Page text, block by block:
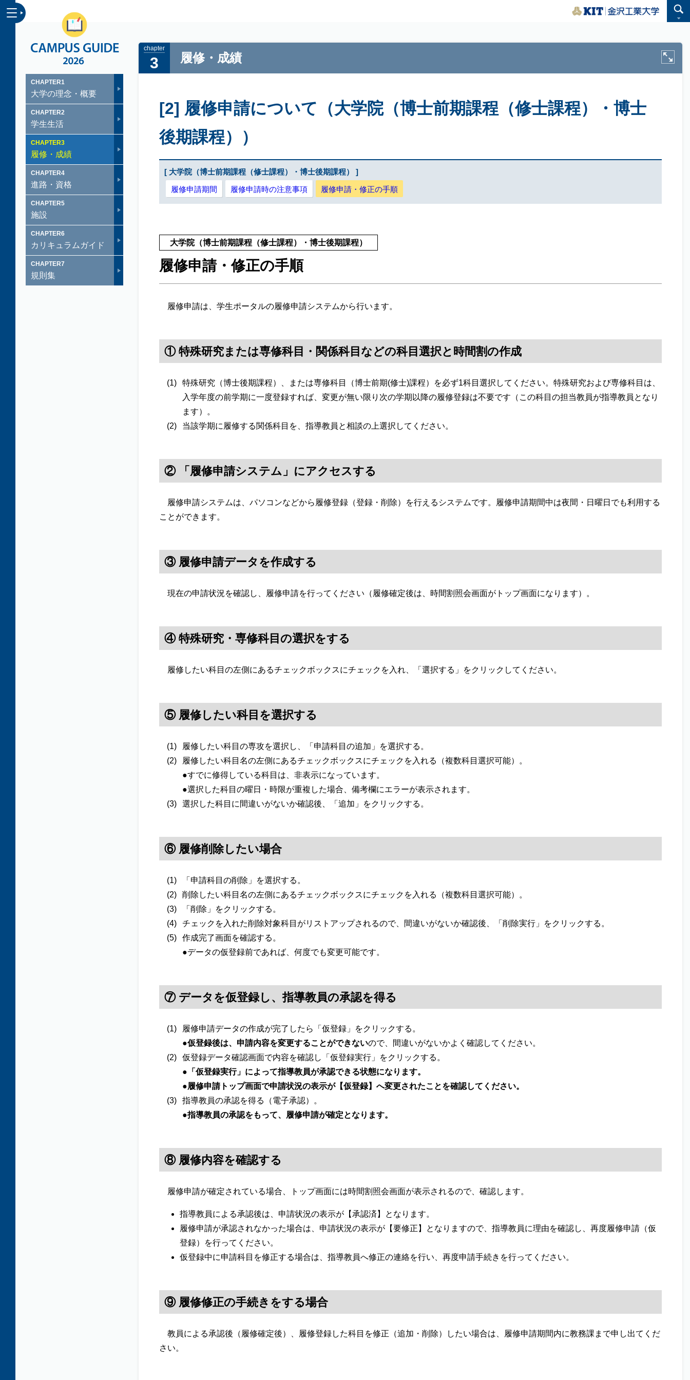
3 履修・成績
[2] 履修申請について（大学院（博士前期課程（修士課程）・博士
後期課程））
[ 大学院（博士前期課程（修士課程）・博士後期課程） ]
履修申請期間
履修申請時の注意事項 履修申請・修正の手順
大学院（博士前期課程（修士課程）・博士後期課程）
履修申請・修正の手順
履修申請は、学生ポータルの履修申請システムから行います。
① 特殊研究または専修科目・関係科目などの科目選択と時間割の作成
特殊研究（博士後期課程）、または専修科目（博士前期(修士)課程）を必ず1科目選択してください。特殊研究および専修科目は、
入学年度の前学期に一度登録すれば、変更が無い限り次の学期以降の履修登録は不要です（この科目の担当教員が指導教員となり
ます）。
当該学期に履修する関係科目を、指導教員と相談の上選択してください。
② 「履修申請システム」にアクセスする
履修申請システムは、パソコンなどから履修登録（登録・削除）を行えるシステムです。履修申請期間中は夜間・日曜日でも利用する
ことができます。
③ 履修申請データを作成する
現在の申請状況を確認し、履修申請を行ってください（履修確定後は、時間割照会画面がトップ画面になります）。
④ 特殊研究・専修科目の選択をする
履修したい科目の左側にあるチェックボックスにチェックを入れ、「選択する」をクリックしてください。
⑤ 履修したい科目を選択する
履修したい科目の専攻を選択し、「申請科目の追加」を選択する。
履修したい科目名の左側にあるチェックボックスにチェックを入れる（複数科目選択可能）。
●すでに修得している科目は、非表示になっています。
●選択した科目の曜日・時限が重複した場合、備考欄にエラーが表示されます。
選択した科目に間違いがないか確認後、「追加」をクリックする。
⑥ 履修削除したい場合
「申請科目の削除」を選択する。
削除したい科目名の左側にあるチェックボックスにチェックを入れる（複数科目選択可能）。
「削除」をクリックする。
チェックを入れた削除対象科目がリストアップされるので、間違いがないか確認後、「削除実行」をクリックする。
作成完了画面を確認する。
●データの仮登録前であれば、何度でも変更可能です。
⑦ データを仮登録し、指導教員の承認を得る
履修申請データの作成が完了したら「仮登録」をクリックする。
●仮登録後は、申請内容を変更することができないので、間違いがないかよく確認してください。
仮登録データ確認画面で内容を確認し「仮登録実行」をクリックする。
● 「仮登録実行」によって指導教員が承認できる状態になります。
●履修申請トップ画面で申請状況の表示が【仮登録】へ変更されたことを確認してください。
指導教員の承認を得る（電子承認）。
●指導教員の承認をもって、履修申請が確定となります。
⑧ 履修内容を確認する
履修申請が確定されている場合、トップ画面には時間割照会画面が表示されるので、確認します。
指導教員による承認後は、申請状況の表示が【承認済】となります。
履修申請が承認されなかった場合は、申請状況の表示が【要修正】となりますので、指導教員に理由を確認し、再度履修申請（仮
登録）を行ってください。
仮登録中に申請科目を修正する場合は、指導教員へ修正の連絡を行い、再度申請手続きを行ってください。
⑨ 履修修正の手続きをする場合
教員による承認後（履修確定後）、履修登録した科目を修正（追加・削除）したい場合は、履修申請期間内に教務課まで申し出てくだ
さい。
CAMPUS GUIDE 2026
CHAPTER1
大学の理念・概要
CHAPTER2
学生生活
CHAPTER3
履修・成績
CHAPTER4
進路・資格
CHAPTER5
施設
CHAPTER6
カリキュラムガイド
CHAPTER7
規則集